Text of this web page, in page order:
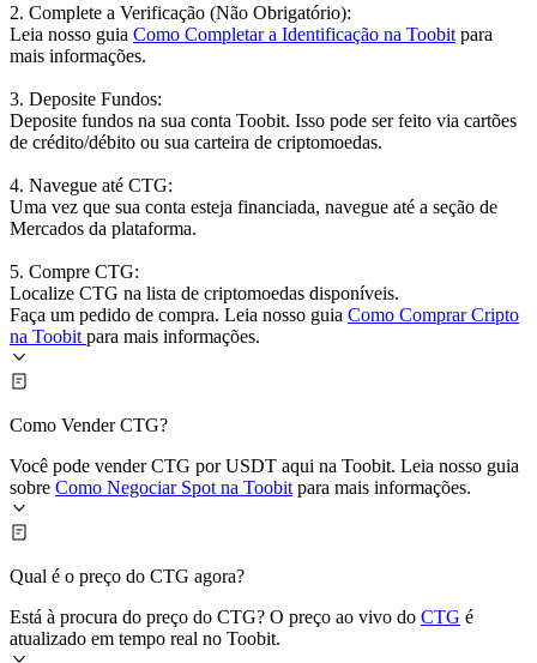
2. Complete a Verificação (Não Obrigatório):
Leia nosso guia Como Completar a Identificação na Toobit para
mais informações.
3. Deposite Fundos:
Deposite fundos na sua conta Toobit. Isso pode ser feito via cartões
de crédito/débito ou sua carteira de criptomoedas.
4. Navegue até CTG:
Uma vez que sua conta esteja financiada, navegue até a seção de
Mercados da plataforma.
5. Compre CTG:
Localize CTG na lista de criptomoedas disponíveis.
Faça um pedido de compra. Leia nosso guia Como Comprar Cripto
na Toobit para mais informações.
Como Vender CTG?
Você pode vender CTG por USDT aqui na Toobit. Leia nosso guia
sobre Como Negociar Spot na Toobit para mais informações.
Qual é o preço do CTG agora?
Está à procura do preço do CTG? O preço ao vivo do CTG é
atualizado em tempo real no Toobit.